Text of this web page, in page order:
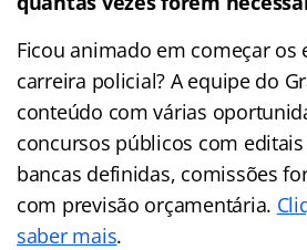
Ficou animado em começar os
carreira policial? A equipe do
conteúdo com várias
concursos públicos com
bancas definidas, comissões
com previsão orçamentária.
saber mais.